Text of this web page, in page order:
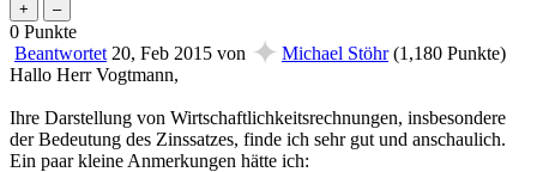
0 Punkte
Beantwortet 20, Feb 2015 von ✦ Michael Stöhr (1,180 Punkte)
Hallo Herr Vogtmann,
Ihre Darstellung von Wirtschaftlichkeitsrechnungen, insbesondere
der Bedeutung des Zinssatzes, finde ich sehr gut und anschaulich.
Ein paar kleine Anmerkungen hätte ich: